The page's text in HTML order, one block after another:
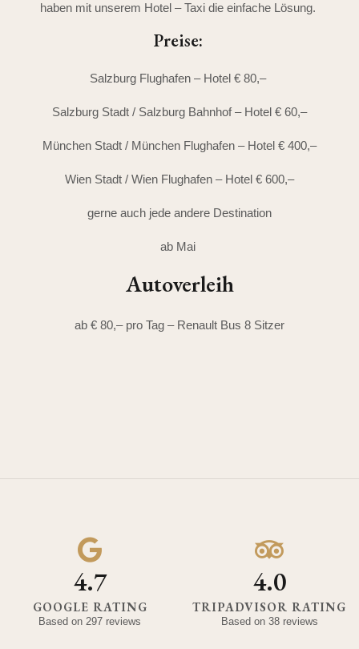
haben mit unserem Hotel – Taxi die einfache Lösung.
Preise:
Salzburg Flughafen – Hotel € 80,–
Salzburg Stadt / Salzburg Bahnhof – Hotel € 60,–
München Stadt / München Flughafen – Hotel € 400,–
Wien Stadt / Wien Flughafen – Hotel € 600,–
gerne auch jede andere Destination
ab Mai
Autoverleih
ab € 80,– pro Tag – Renault Bus 8 Sitzer
4.7
GOOGLE RATING
Based on 297 reviews
4.0
TRIPADVISOR RATING
Based on 38 reviews